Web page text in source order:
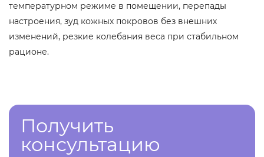
температурном режиме в помещении, перепады
настроения, зуд кожных покровов без внешних
изменений, резкие колебания веса при стабильном
рационе.
Получить
консультацию